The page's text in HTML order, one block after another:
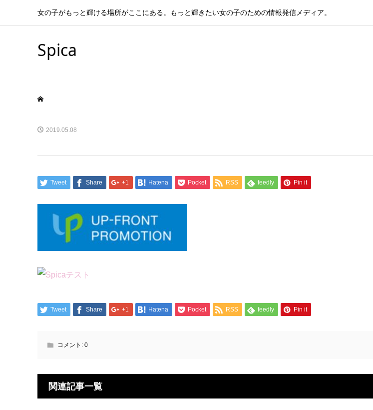
女の子がもっと輝ける場所がここにある。もっと輝きたい女の子のための情報発信メディア。
Spica
2019.05.08
Tweet Share +1 Hatena Pocket RSS feedly Pin it
Tweet Share +1 Hatena Pocket RSS feedly Pin it
コメント: 0
関連記事一覧